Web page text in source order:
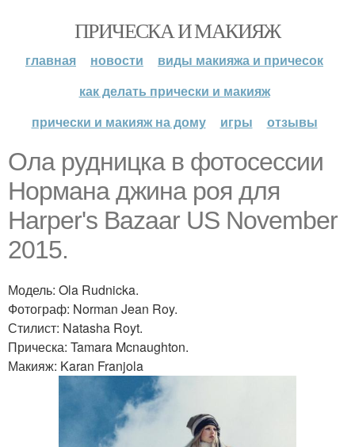
ПРИЧЕСКА И МАКИЯЖ
главная новости
виды макияжа и причесок
как делать прически и макияж
прически и макияж на дому
игры отзывы
Ола рудницка в фотосессии
Нормана джина роя для
Harper's Bazaar US November
2015.
Модель: Ola Rudnicka.
Фотограф: Norman Jean Roy.
Стилист: Natasha Royt.
Прическа: Tamara Mcnaughton.
Макияж: Karan Franjola